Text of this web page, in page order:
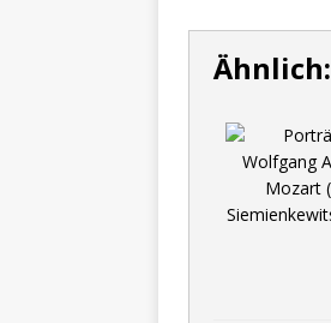
Ähnlich: